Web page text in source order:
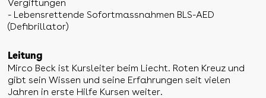
Vergiftungen
- Lebensrettende Sofortmassnahmen BLS-AED
(Defibrillator)
Leitung
Mirco Beck ist Kursleiter beim Liecht. Roten Kreuz und
gibt sein Wissen und seine Erfahrungen seit vielen
Jahren in erste Hilfe Kursen weiter.